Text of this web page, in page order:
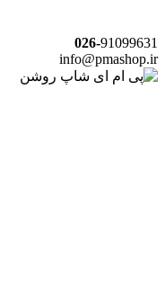
026-91099631
info@pmashop.ir